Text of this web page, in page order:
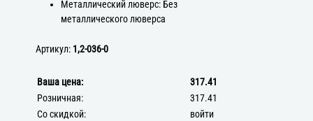
Металлический люверс: Без
металлического люверса
Артикул: 1,2-036-0
Ваша цена:
317.41
Розничная:
317.41
Со скидкой:
войти